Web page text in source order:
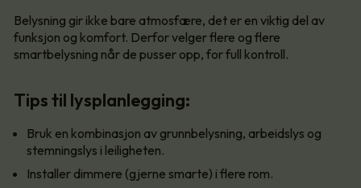
Belysning gir ikke bare atmosfære, det er en viktig del av
funksjon og komfort. Derfor velger flere og flere
smartbelysning når de pusser opp, for full kontroll.
Tips til lysplanlegging:
Bruk en kombinasjon av grunnbelysning, arbeidslys og
stemningslys i leiligheten.
Installer dimmere (gjerne smarte) i flere rom.